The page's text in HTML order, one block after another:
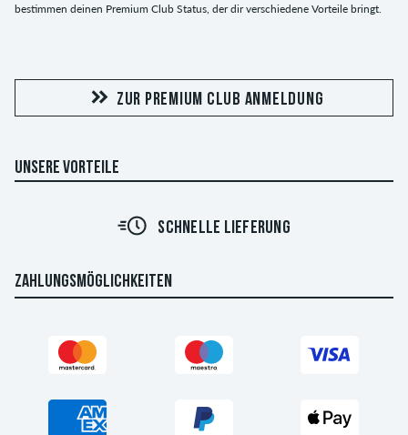
bestimmen deinen Premium Club Status, der dir verschiedene Vorteile bringt.
ZUR PREMIUM CLUB ANMELDUNG
UNSERE VORTEILE
SCHNELLE LIEFERUNG
ZAHLUNGSMÖGLICHKEITEN